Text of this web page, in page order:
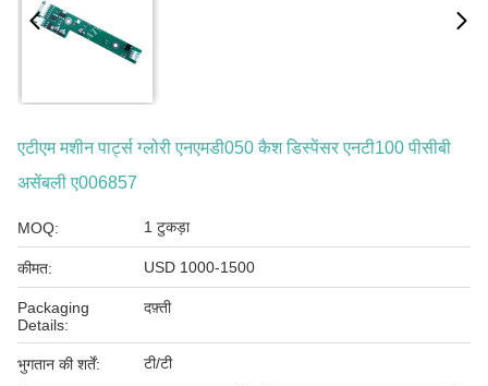
एटीएम मशीन पार्ट्स ग्लोरी एनएमडी050 कैश डिस्पेंसर एनटी100 पीसीबी
असेंबली ए006857
MOQ: 1 टुकड़ा
कीमत: USD 1000-1500
Packaging
Details:
दफ़्ती
भुगतान की शर्तें: टी/टी